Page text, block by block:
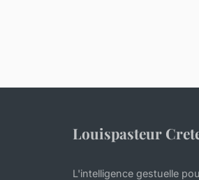
Louispasteur
L'intelligence gestuelle